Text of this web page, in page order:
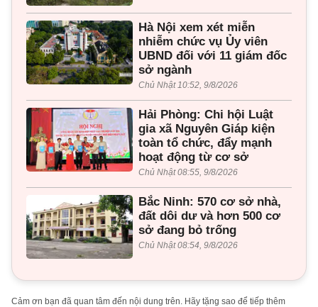
Hà Nội xem xét miễn
nhiễm chức vụ Ủy viên
UBND đối với 11 giám đốc
sở ngành
Chủ Nhật 10:52, 9/8/2026
Hải Phòng: Chi hội Luật
gia xã Nguyên Giáp kiện
toàn tổ chức, đẩy mạnh
hoạt động từ cơ sở
Chủ Nhật 08:55, 9/8/2026
Bắc Ninh: 570 cơ sở nhà,
đất dôi dư và hơn 500 cơ
sở đang bỏ trống
Chủ Nhật 08:54, 9/8/2026
Cảm ơn bạn đã quan tâm đến nội dung trên. Hãy tặng sao để tiếp thêm